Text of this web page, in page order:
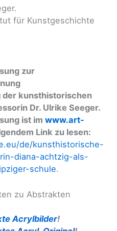
für Kunstgeschichte
zur
der kunsthistorischen
Dr. Ulrike Seeger.
ist im www.art-
Link zu lesen:
de/kunsthistorische-
diana-achtzig-als-
schule.
zu Abstrakten
Acrylbilder!